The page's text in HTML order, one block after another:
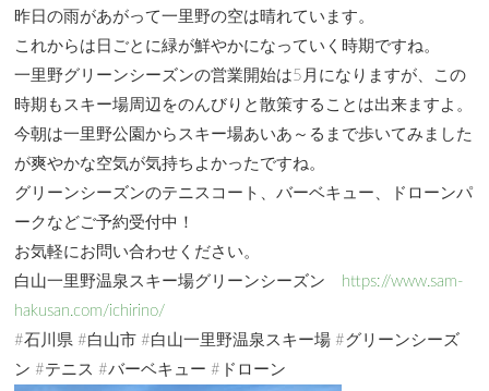
昨日の雨があがって一里野の空は晴れています。
これからは日ごとに緑が鮮やかになっていく時期ですね。
一里野グリーンシーズンの営業開始は5月になりますが、この
時期もスキー場周辺をのんびりと散策することは出来ますよ。
今朝は一里野公園からスキー場あいあ～るまで歩いてみました
が爽やかな空気が気持ちよかったですね。
グリーンシーズンのテニスコート、バーベキュー、ドローンパ
ークなどご予約受付中！
お気軽にお問い合わせください。
白山一里野温泉スキー場グリーンシーズン https://www.sam-
hakusan.com/ichirino/
#石川県 #白山市 #白山一里野温泉スキー場 #グリーンシーズ
ン #テニス #バーベキュー #ドローン